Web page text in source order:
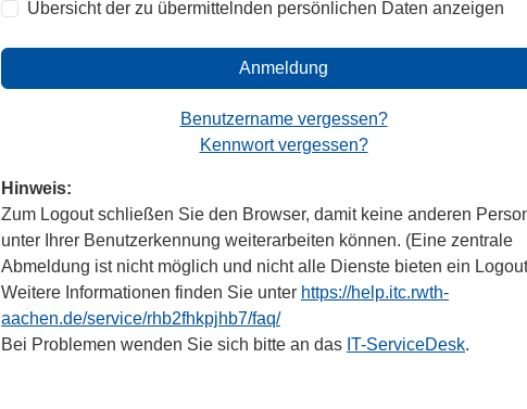
Übersicht der zu übermittelnden persönlichen Daten anzeigen
Anmeldung
Benutzername vergessen?
Kennwort vergessen?
Hinweis:
Zum Logout schließen Sie den Browser, damit keine anderen
unter Ihrer Benutzerkennung weiterarbeiten können. (Eine zentrale
Abmeldung ist nicht möglich und nicht alle Dienste bieten ein
Weitere Informationen finden Sie unter https://help.itc.rwth-
aachen.de/service/rhb2fhkpjhb7/faq/
Bei Problemen wenden Sie sich bitte an das IT-ServiceDesk.